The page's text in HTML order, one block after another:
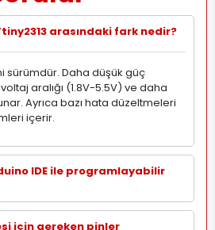
arasındaki fark nedir?
sürümdür. Daha düşük güç
aralığı (1.8V-5.5V) ve daha
Ayrıca bazı hata düzeltmeleri
içerir.
IDE ile programlayabilir
için gereken pinler